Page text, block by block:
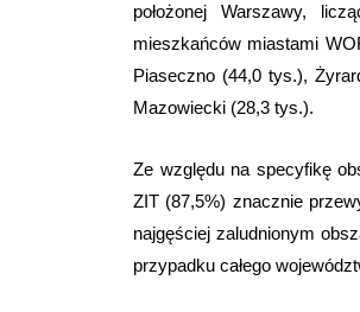
położonej Warszawy,
mieszkańców miastami
Piaseczno (44,0 tys.),
Mazowiecki (28,3 tys.).
Ze względu na specyfikę
ZIT (87,5%) znacznie
najgęściej zaludnionym
przypadku całego